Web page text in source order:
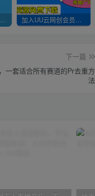
全网VIP课程 无损下载~ 加入UU云网创会员，全站资源免费学习。
下一篇
一套适合所有赛道的Pr去重方
法